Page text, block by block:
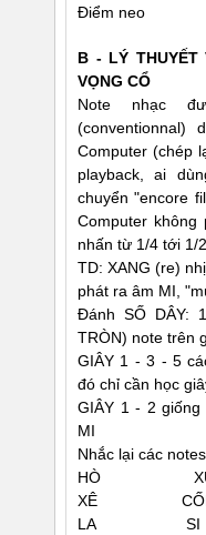
Điểm neo
B - LÝ THUYẾT
VỌNG CỔ
Note nhạc
Computer (chép
playback, ai
chuyển "encore
Computer
nhấn từ 1/4 tới 1/
TD: XANG (re)
phát ra âm MI,
Ðánh SỐ DÂY:
TRÒN) note trên
GIÂY 1 - 3 - 5
đó chỉ cần học
GIÂY 1 - 2
MI
Nhắc lại các
HÒ
XÊ
LA